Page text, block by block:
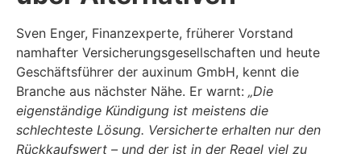
Sven Enger, Finanzexperte, früherer Vorstand
namhafter Versicherungsgesellschaften und heute
Geschäftsführer der auxinum GmbH, kennt die
Branche aus nächster Nähe. Er warnt: „Die
eigenständige Kündigung ist meistens die
schlechteste Lösung. Versicherte erhalten nur den
Rückkaufswert – und der ist in der Regel viel zu